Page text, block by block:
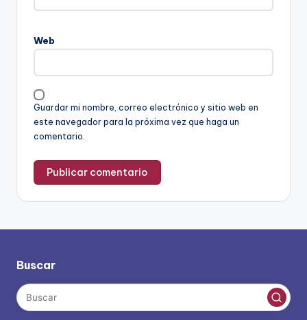
Web
Guardar mi nombre, correo electrónico y sitio web en
este navegador para la próxima vez que haga un
comentario.
Buscar